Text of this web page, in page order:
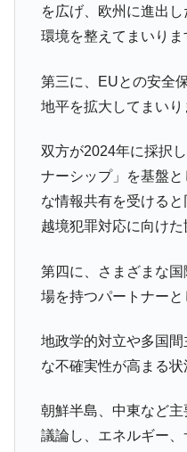
を広げ、欧州に進出
環境を整えてまいりま
第三に、EUとの安全
地平を拡大してまいり
双方が2024年に採択
ナーシップ」を基盤
な情報共有を受ける
越境犯罪対応に向けた
第四に、さまざまな
場を持つパートナーと
地政学的対立や多国
な不確実性が高まる状
朝鮮半島、中東など
議論し、エネルギー